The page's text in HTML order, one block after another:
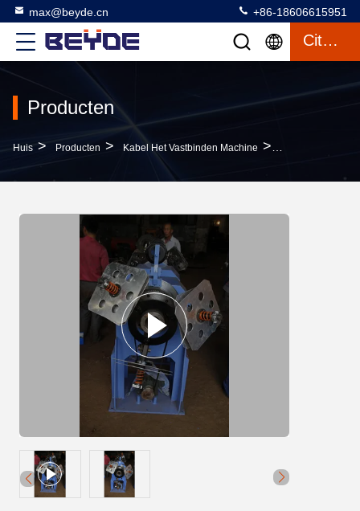
max@beyde.cn +86-18606615951
Citaat
Producten
Huis > Producten > Kabel Het Vastbinden Machine >